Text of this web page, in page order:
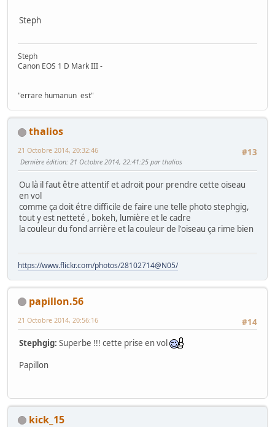
Steph
Steph
Canon EOS 1 D Mark III -
"errare humanun est"
thalios
#13
21 Octobre 2014, 20:32:46
Dernière édition: 21 Octobre 2014, 22:41:25 par thalios
Ou là il faut être attentif et adroit pour prendre cette oiseau
en vol
comme ça doit étre difficile de faire une telle photo stephgig,
tout y est netteté , bokeh, lumière et le cadre
la couleur du fond arrière et la couleur de l'oiseau ça rime bien
https://www.flickr.com/photos/28102714@N05/
papillon.56
#14
21 Octobre 2014, 20:56:16
Stephgig: Superbe !!! cette prise en vol
Papillon
kick_15